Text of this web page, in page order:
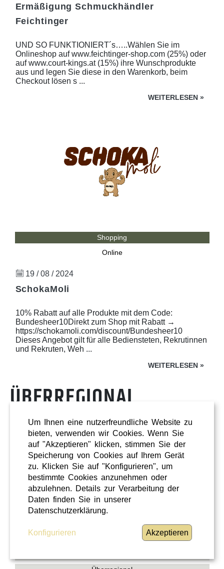
Ermäßigung Schmuckhändler
Feichtinger
UND SO FUNKTIONIERT´s…..Wählen Sie im
Onlineshop auf www.feichtinger-shop.com (25%) oder
auf www.court-kings.at (15%) ihre Wunschprodukte
aus und legen Sie diese in den Warenkorb, beim
Checkout lösen s ...
WEITERLESEN »
Shopping
Online
19 / 08 / 2024
SchokaMoli
10% Rabatt auf alle Produkte mit dem Code:
Bundesheer10Direkt zum Shop mit Rabatt →
https://schokamoli.com/discount/Bundesheer10
Dieses Angebot gilt für alle Bediensteten, Rekrutinnen
und Rekruten, Weh ...
WEITERLESEN »
ÜBERREGIONAL
Um Ihnen eine nutzerfreundliche Website zu
bieten, verwenden wir Cookies. Wenn Sie
auf "Akzeptieren" klicken, stimmen Sie der
Speicherung von Cookies auf Ihrem Gerät
zu. Klicken Sie auf "Konfigurieren", um
bestimmte Cookies anzunehmen oder
abzulehnen. Details zur Verarbeitung der
Daten finden Sie in unserer
Datenschutzerklärung.
Konfigurieren Akzeptieren